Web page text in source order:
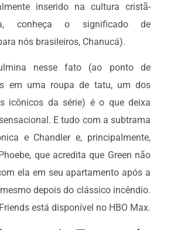
inserido na cultura cristã-
conheça o significado de
nós brasileiros, Chanucá).
nesse fato (ao ponto de
em uma roupa de tatu, um dos
icônicos da série) é o que deixa
E tudo com a subtrama
e Chandler e, principalmente,
que acredita que Green não
ela em seu apartamento após a
depois do clássico incêndio.
está disponível no HBO Max.